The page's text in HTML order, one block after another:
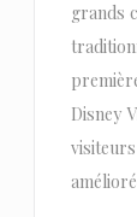
grands
Disney